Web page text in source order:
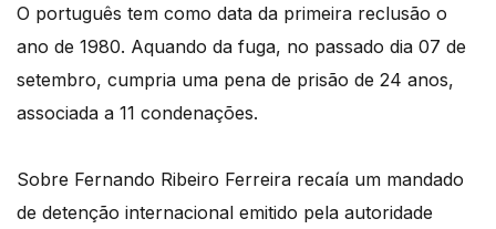
O português tem como data da primeira reclusão o
ano de 1980. Aquando da fuga, no passado dia 07 de
setembro, cumpria uma pena de prisão de 24 anos,
associada a 11 condenações.
Sobre Fernando Ribeiro Ferreira recaía um mandado
de detenção internacional emitido pela autoridade